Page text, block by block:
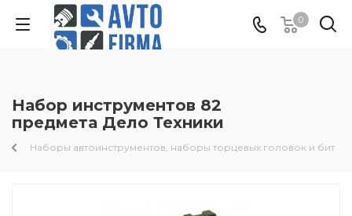
0
Набор инструментов 82
предмета Дело Техники
Наборы автоинструментов, наборы торцевых головок и бит